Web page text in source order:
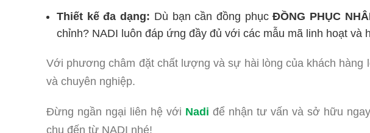
Thiết kế đa dạng: Dù bạn cần đồng phụcĐỒNG PHỤC
chỉnh? NADI luôn đáp ứng đầy đủ với các mẫu mã linh hoạt và
Với phương châm đặt chất lượng và sự hài lòng của khách
và chuyên nghiệp.
Đừng ngần ngại liên hệ với Nadi để nhận tư vấn và sở hữu ngay
chu đến từ NADI nhé!